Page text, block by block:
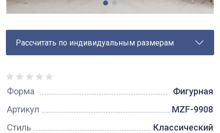
Рассчитать по индивидуальным размерам
Форма
Фигурная
Артикул
MZF-9908
Стиль
Классический